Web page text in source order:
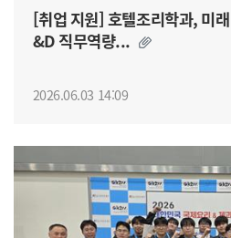
​[취업 지원] 호텔조리학과, 미
&D 직무역량...
2026.06.03 14:09